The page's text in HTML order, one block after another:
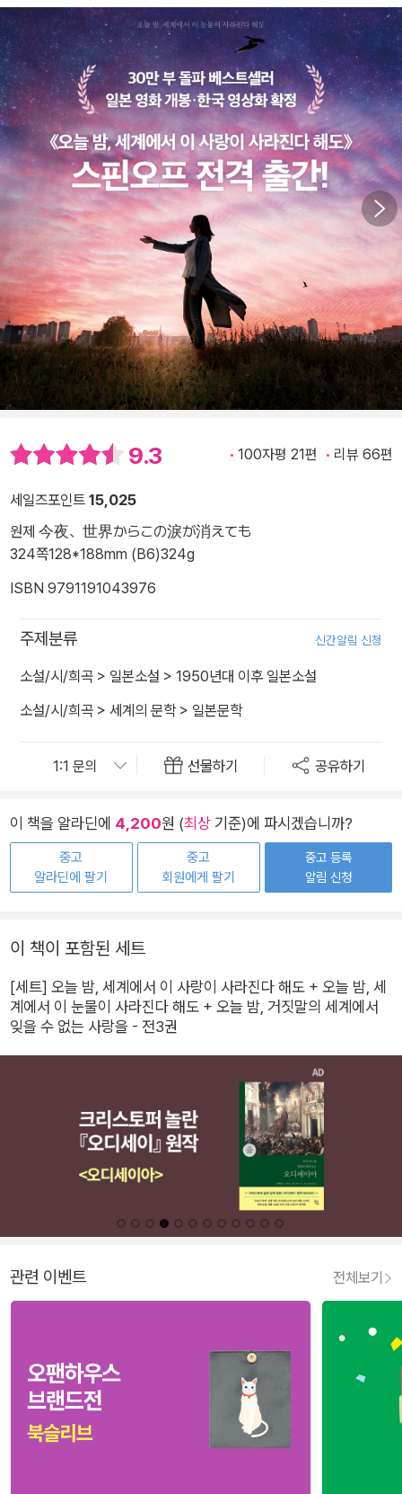
9.3 100자평 21편 리뷰 66편
세일즈포인트 15,025
원제 今夜、世界からこの淚が消えても
324쪽128*188mm (B6)324g
ISBN 9791191043976
주제분류 신간알림 신청
소설/시/희곡 > 일본소설 > 1950년대 이후 일본소설
소설/시/희곡 > 세계의 문학> 일본문학
선물하기 공유하기
이 책을 알라딘에 4,200원 (최상 기준)에 파시겠습니까?
중고
알라딘에 팔기
중고
회원에게 팔기
중고 등록
알림 신청
이 책이 포함된 세트
[세트] 오늘 밤, 세계에서 이 사랑이 사라진다 해도 + 오늘 밤, 세
계에서 이 눈물이 사라진다 해도 + 오늘 밤, 거짓말의 세계에서
잊을 수 없는 사랑을 - 전3권
관련 이벤트 전체보기